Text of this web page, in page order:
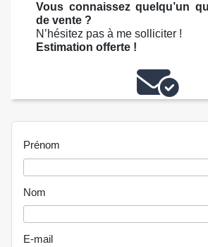
Vous connaissez quelqu’un
de vente ?
N’hésitez pas à me solliciter !
Estimation offerte !
Prénom
Nom
E-mail